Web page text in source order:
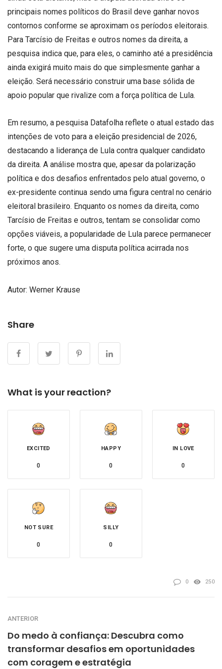
principais nomes políticos do Brasil deve ganhar novos
contornos conforme se aproximam os períodos eleitorais.
Para Tarcísio de Freitas e outros nomes da direita, a
pesquisa indica que, para eles, o caminho até a presidência
ainda exigirá muito mais do que simplesmente ganhar a
eleição. Será necessário construir uma base sólida de
apoio popular que rivalize com a força política de Lula.
Em resumo, a pesquisa Datafolha reflete o atual estado das
intenções de voto para a eleição presidencial de 2026,
destacando a liderança de Lula contra qualquer candidato
da direita. A análise mostra que, apesar da polarização
política e dos desafios enfrentados pelo atual governo, o
ex-presidente continua sendo uma figura central no cenário
eleitoral brasileiro. Enquanto os nomes da direita, como
Tarcísio de Freitas e outros, tentam se consolidar como
opções viáveis, a popularidade de Lula parece permanecer
forte, o que sugere uma disputa política acirrada nos
próximos anos.
Autor: Werner Krause
Share
What is your reaction?
EXCITED
0
HAPPY
0
IN LOVE
0
NOT SURE
0
SILLY
0
0 250
ANTERIOR
Do medo à confiança: Descubra como
transformar desafios em oportunidades
com coragem e estratégia